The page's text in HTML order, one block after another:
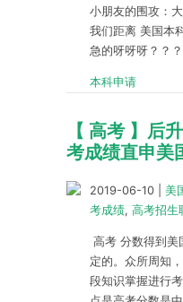
小朋友的围攻：
我们距离 美国本
急的呀呀呀？？？
本科申请
【 高考 】
考成绩直申美
2019-06-10 美
考成绩, 高考招生
高考 分数得到美
定的。众所周知
段知识掌握进行